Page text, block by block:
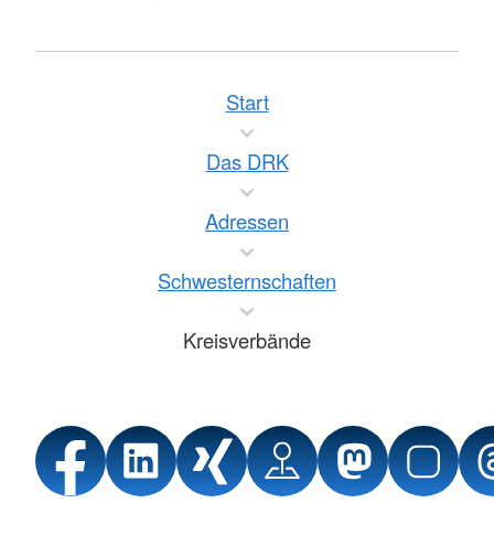
Start
Das DRK
Adressen
Schwesternschaften
Kreisverbände